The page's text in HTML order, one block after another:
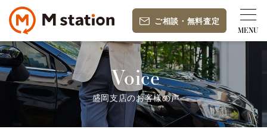
ご相談 ・ 無料査定
Voice
盛岡支店のお客様の声